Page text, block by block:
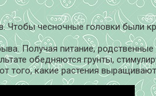
чесночные головки были
Получая питание,
обедняются грунты,
того, какие растения